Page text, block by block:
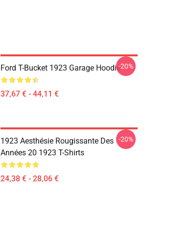
Ford T-Bucket 1923 Garage Hoodie
37,67 € - 44,11 €
-20%
1923 Aesthésie Rougissante Des
Années 20 1923 T-Shirts
24,38 € - 28,06 €
-20%